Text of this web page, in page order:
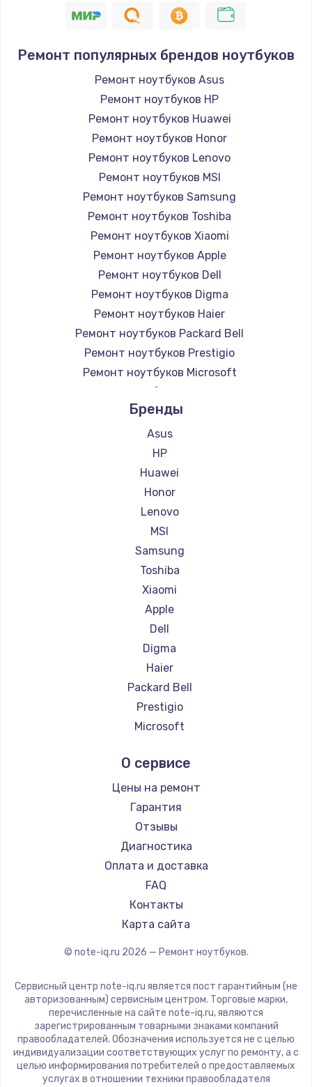
Ремонт популярных брендов ноутбуков
Ремонт ноутбуков Asus
Ремонт ноутбуков HP
Ремонт ноутбуков Huawei
Ремонт ноутбуков Honor
Ремонт ноутбуков Lenovo
Ремонт ноутбуков MSI
Ремонт ноутбуков Samsung
Ремонт ноутбуков Toshiba
Ремонт ноутбуков Xiaomi
Ремонт ноутбуков Apple
Ремонт ноутбуков Dell
Ремонт ноутбуков Digma
Ремонт ноутбуков Haier
Ремонт ноутбуков Packard Bell
Ремонт ноутбуков Prestigio
Ремонт ноутбуков Microsoft
Ремонт ноутбуков Alienware
Ремонт ноутбуков Aquarius
Ремонт ноутбуков Gigabyte
Ремонт ноутбуков Aorus
Ремонт ноутбуков Maibenben
Ремонт ноутбуков Getac
Ремонт ноутбуков Epson
Ремонт ноутбуков Philips
Ремонт ноутбуков LG
Ремонт ноутбуков Panasonic
Ремонт ноутбуков Irbis
Ремонт ноутбуков Thunderobot
Ремонт ноутбуков Hasee
Ремонт ноутбуков ZTE
Ремонт ноутбуков Hiper
Ремонт ноутбуков Evga
Ремонт ноутбуков Google
Ремонт ноутбуков Echips
Ремонт ноутбуков Predator
Ремонт ноутбуков iru
Ремонт ноутбуков Machenike
Ремонт ноутбуков DEXP
Ремонт ноутбуков Teclast
Ремонт ноутбуков CHUWI
Ремонт ноутбуков Colorful
Бренды
Asus
HP
Huawei
Honor
Lenovo
MSI
Samsung
Toshiba
Xiaomi
Apple
Dell
Digma
Haier
Packard Bell
Prestigio
Microsoft
Aquarius
Gigabyte
Aorus
Maibenben
Getac
Epson
Philips
LG
Panasonic
ZTE
Hiper
Evga
Google
Echips
О сервисе
Цены на ремонт
Гарантия
Отзывы
Диагностика
Оплата и доставка
FAQ
Контакты
Карта сайта
© note-iq.ru 2026 — Ремонт ноутбуков.
Сервисный центр note-iq.ru является пост гарантийным (не
авторизованным) сервисным центром. Торговые марки,
перечисленные на сайте note-iq.ru, являются
зарегистрированным товарными знаками компаний
правообладателей. Обозначения используется не с целью
индивидуализации соответствующих услуг по ремонту, а с
целью информирования потребителей о предоставляемых
услугах в отношении техники правообладателя